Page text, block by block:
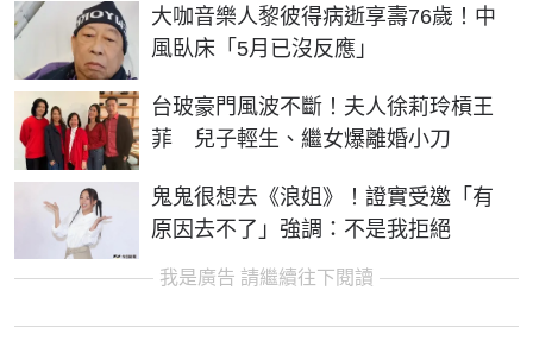
大咖音樂人黎彼得病逝享壽76歲！中
風臥床「5月已沒反應」
台玻豪門風波不斷！夫人徐莉玲槓王
菲 兒子輕生、繼女爆離婚小刀
鬼鬼很想去《浪姐》！證實受邀「有
原因去不了」強調：不是我拒絕
我是廣告 請繼續往下閱讀